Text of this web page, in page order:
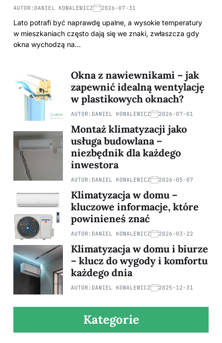
AUTOR: DANIEL KOWALEWICZ 2026-07-31
Lato potrafi być naprawdę upalne, a wysokie temperatury
w mieszkaniach często dają się we znaki, zwłaszcza gdy
okna wychodzą na…
Okna z nawiewnikami – jak
zapewnić idealną wentylację
w plastikowych oknach?
AUTOR: DANIEL KOWALEWICZ 2026-07-01
Montaż klimatyzacji jako
usługa budowlana –
niezbędnik dla każdego
inwestora
AUTOR: DANIEL KOWALEWICZ 2026-05-07
Klimatyzacja w domu –
kluczowe informacje, które
powinieneś znać
AUTOR: DANIEL KOWALEWICZ 2026-03-22
Klimatyzacja w domu i biurze
– klucz do wygody i komfortu
każdego dnia
AUTOR: DANIEL KOWALEWICZ 2025-12-31
Kategorie